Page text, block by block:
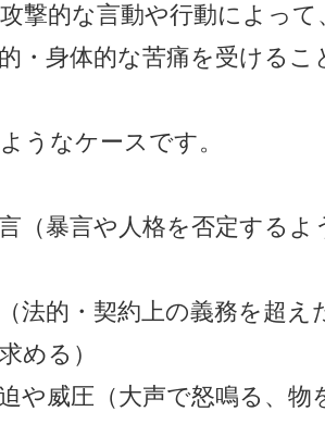
撃的な言動や行動によって
・身体的な苦痛を受けるこ
うなケースです。
（暴言や人格を否定するよ
法的・契約上の義務を超え
める）
や威圧（大声で怒鳴る、物